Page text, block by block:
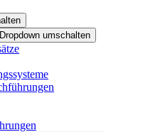
Dropdown umschalten